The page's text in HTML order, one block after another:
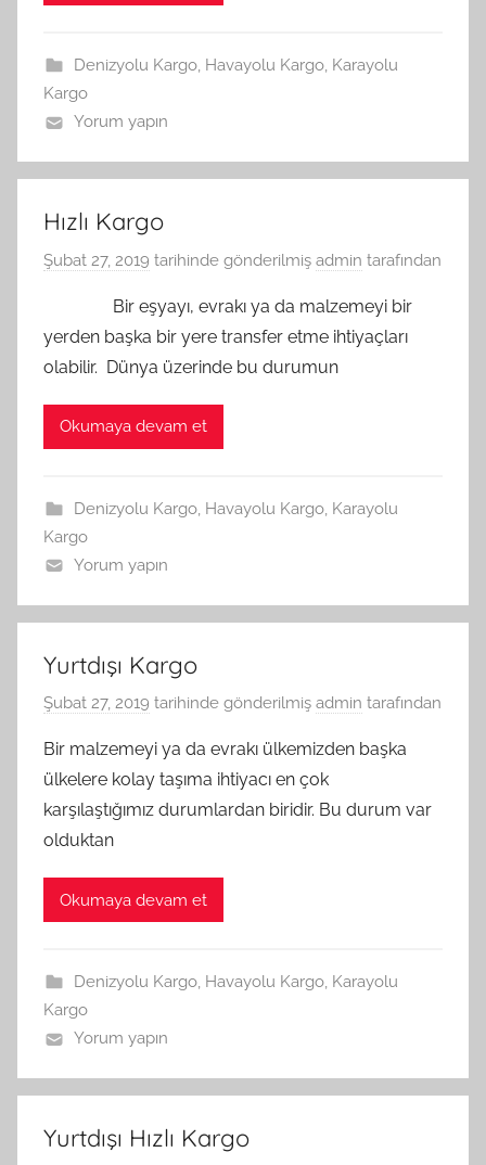
Denizyolu Kargo, Havayolu Kargo, Karayolu
Kargo
Yorum yapın
Hızlı Kargo
Şubat 27, 2019 tarihinde gönderilmiş admin tarafından
Bir eşyayı, evrakı ya da malzemeyi bir
yerden başka bir yere transfer etme ihtiyaçları
olabilir. Dünya üzerinde bu durumun
Okumaya devam et
Denizyolu Kargo, Havayolu Kargo, Karayolu
Kargo
Yorum yapın
Yurtdışı Kargo
Şubat 27, 2019 tarihinde gönderilmiş admin tarafından
Bir malzemeyi ya da evrakı ülkemizden başka
ülkelere kolay taşıma ihtiyacı en çok
karşılaştığımız durumlardan biridir. Bu durum var
olduktan
Okumaya devam et
Denizyolu Kargo, Havayolu Kargo, Karayolu
Kargo
Yorum yapın
Yurtdışı Hızlı Kargo